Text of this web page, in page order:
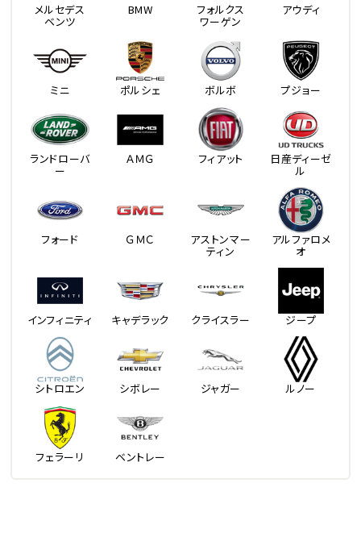
メルセデス
ベンツ
BMW フォルクス
ワーゲン
アウディ
ミニ ポルシェ ボルボ プジョー
ランドローバ
ー
ＡＭＧ フィアット 日産ディーゼ
ル
フォード ＧＭＣ アストンマー
ティン
アルファロメ
オ
インフィニティ キャデラック クライスラー ジープ
シトロエン シボレー ジャガー ルノー
フェラーリ ベントレー